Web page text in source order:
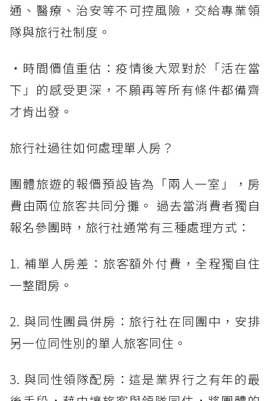
通、醫療、治安等不可控風險，交給專業領
隊與旅行社制度。
・時間價值重估：疫情後大眾對於「活在當
下」的感受更深，不願再等所有條件都備齊
才肯出發。
旅行社過往如何處理單人房？
團體旅遊的報價預設皆為「兩人一室」，房
費由兩位旅客共同分攤。 過去當消費者獨自
報名參團時，旅行社通常有三種處理方式：
1. 補單人房差：旅客額外付費，全程獨自住
一整間房。
2. 與同性團員併房：旅行社在同團中，安排
另一位同性別的單人旅客同住。
3. 與同性領隊配房：這是業界行之有年的最